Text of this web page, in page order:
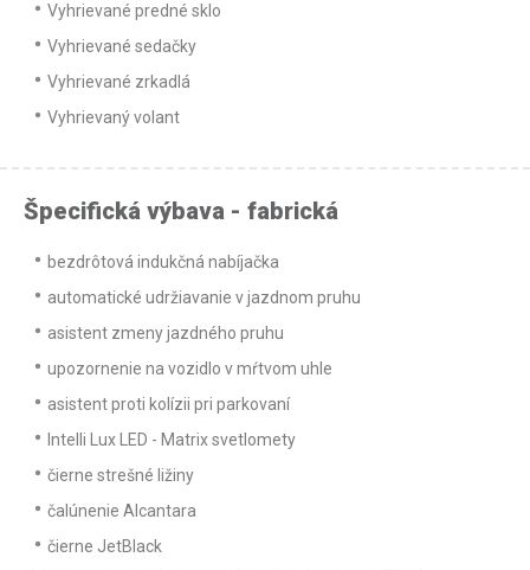
Vyhrievané predné sklo
Vyhrievané sedačky
Vyhrievané zrkadlá
Vyhrievaný volant
Špecifická výbava - fabrická
bezdrôtová indukčná nabíjačka
automatické udržiavanie v jazdnom pruhu
asistent zmeny jazdného pruhu
upozornenie na vozidlo v mŕtvom uhle
asistent proti kolízii pri parkovaní
Intelli Lux LED - Matrix svetlomety
čierne strešné ližiny
čalúnenie Alcantara
čierne JetBlack